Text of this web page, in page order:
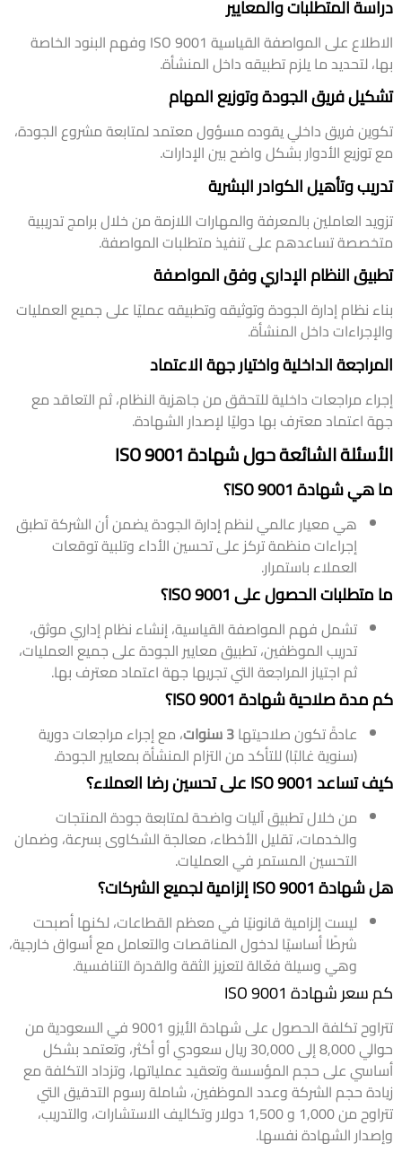
دراسة المتطلبات والمعايير
الاطلاع على المواصفة القياسية ISO 9001 وفهم البنود الخاصة
بها، لتحديد ما يلزم تطبيقه داخل المنشأة.
تشكيل فريق الجودة وتوزيع المهام
تكوين فريق داخلي يقوده مسؤول معتمد لمتابعة مشروع الجودة،
مع توزيع الأدوار بشكل واضح بين الإدارات.
تدريب وتأهيل الكوادر البشرية
تزويد العاملين بالمعرفة والمهارات اللازمة من خلال برامج تدريبية
متخصصة تساعدهم على تنفيذ متطلبات المواصفة.
تطبيق النظام الإداري وفق المواصفة
بناء نظام إدارة الجودة وتوثيقه وتطبيقه عمليًا على جميع العمليات
والإجراءات داخل المنشأة.
المراجعة الداخلية واختيار جهة الاعتماد
إجراء مراجعات داخلية للتحقق من جاهزية النظام، ثم التعاقد مع
جهة اعتماد معترف بها دوليًا لإصدار الشهادة.
الأسئلة الشائعة حول شهادة ISO 9001
ما هي شهادة ISO 9001؟
هي معيار عالمي لنظم إدارة الجودة يضمن أن الشركة تطبق
إجراءات منظمة تركز على تحسين الأداء وتلبية توقعات
العملاء باستمرار.
ما متطلبات الحصول على ISO 9001؟
تشمل فهم المواصفة القياسية، إنشاء نظام إداري موثق،
تدريب الموظفين، تطبيق معايير الجودة على جميع العمليات،
ثم اجتياز المراجعة التي تجريها جهة اعتماد معترف بها.
كم مدة صلاحية شهادة ISO 9001؟
عادةً تكون صلاحيتها3 سنوات
، مع إجراء مراجعات دورية
(سنوية غالبًا) للتأكد من التزام المنشأة بمعايير الجودة.
كيف تساعد ISO 9001 على تحسين رضا العملاء؟
من خلال تطبيق آليات واضحة لمتابعة جودة المنتجات
والخدمات، تقليل الأخطاء، معالجة الشكاوى بسرعة، وضمان
التحسين المستمر في العمليات.
هل شهادة ISO 9001 إلزامية لجميع الشركات؟
ليست إلزامية قانونيًا في معظم القطاعات، لكنها أصبحت
شرطًا أساسيًا لدخول المناقصات والتعامل مع أسواق خارجية،
وهي وسيلة فعّالة لتعزيز الثقة والقدرة التنافسية.
كم سعر شهادة ISO 9001
تتراوح تكلفة الحصول على شهادة الأيزو 9001 في السعودية من
حوالي 8,000 إلى 30,000 ريال سعودي أو أكثر، وتعتمد بشكل
أساسي على حجم المؤسسة وتعقيد عملياتها، وتزداد التكلفة مع
زيادة حجم الشركة وعدد الموظفين، شاملة رسوم التدقيق التي
تتراوح من 1,000 و 1,500 دولار وتكاليف الاستشارات، والتدريب،
وإصدار الشهادة نفسها.